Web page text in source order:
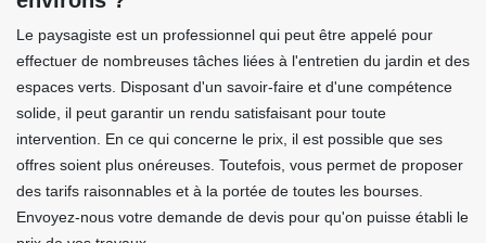
Le paysagiste est un professionnel qui peut être appelé pour
effectuer de nombreuses tâches liées à l'entretien du jardin et des
espaces verts. Disposant d'un savoir-faire et d'une compétence
solide, il peut garantir un rendu satisfaisant pour toute
intervention. En ce qui concerne le prix, il est possible que ses
offres soient plus onéreuses. Toutefois, vous permet de proposer
des tarifs raisonnables et à la portée de toutes les bourses.
Envoyez-nous votre demande de devis pour qu'on puisse établi le